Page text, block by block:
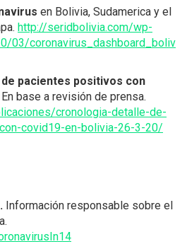
en Bolivia, Sudamerica y el
http://seridbolivia.com/wp-
03/coronavirus_dashboard_boliv
pacientes positivos con
En base a revisión de prensa.
cronologia-detalle-de-
covid19-en-bolivia-26-3-20/
Información responsable sobre el